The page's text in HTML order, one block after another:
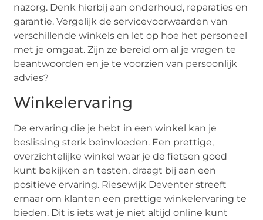
nazorg. Denk hierbij aan onderhoud, reparaties en
garantie. Vergelijk de servicevoorwaarden van
verschillende winkels en let op hoe het personeel
met je omgaat. Zijn ze bereid om al je vragen te
beantwoorden en je te voorzien van persoonlijk
advies?
Winkelervaring
De ervaring die je hebt in een winkel kan je
beslissing sterk beïnvloeden. Een prettige,
overzichtelijke winkel waar je de fietsen goed
kunt bekijken en testen, draagt bij aan een
positieve ervaring. Riesewijk Deventer streeft
ernaar om klanten een prettige winkelervaring te
bieden. Dit is iets wat je niet altijd online kunt